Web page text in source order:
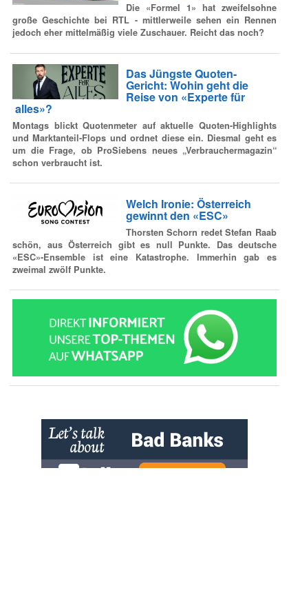
Die «Formel 1» hat zweifelsohne
große Geschichte bei RTL - mittlerweile sehen ein Rennen
jedoch eher mittelmäßig viele Zuschauer. Reicht das noch?
Das Jüngste Quoten-
Gericht: Wohin geht die
Reise von «Experte für
alles»?
Montags blickt Quotenmeter auf aktuelle Quoten-Highlights
und Marktanteil-Flops und ordnet diese ein. Diesmal geht es
um die Frage, ob ProSiebens neues „Verbrauchermagazin“
schon verbraucht ist.
Welch Ironie: Österreich
gewinnt den «ESC»
Thorsten Schorn redet Stefan Raab
schön, aus Österreich gibt es null Punkte. Das deutsche
«ESC»-Ensemble ist eine Katastrophe. Immerhin gab es
zweimal zwölf Punkte.